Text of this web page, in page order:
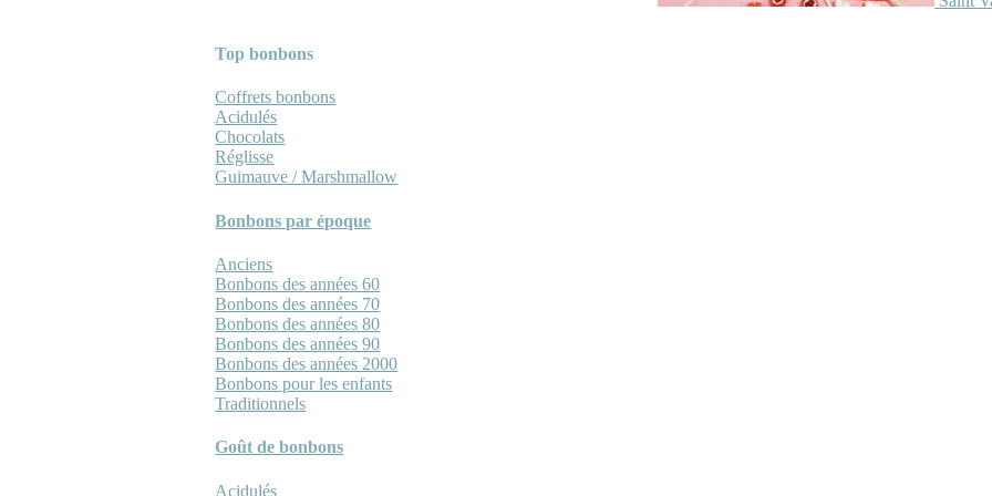
Top bonbons
Coffrets bonbons
Acidulés
Chocolats
Réglisse
Guimauve / Marshmallow
Bonbons par époque
Anciens
Bonbons des années 60
Bonbons des années 70
Bonbons des années 80
Bonbons des années 90
Bonbons des années 2000
Bonbons pour les enfants
Traditionnels
Goût de bonbons
Acidulés